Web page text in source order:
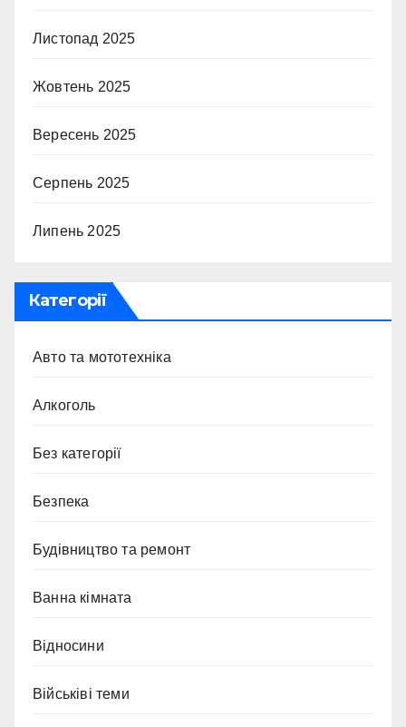
Листопад 2025
Жовтень 2025
Вересень 2025
Серпень 2025
Липень 2025
Категорії
Авто та мототехніка
Алкоголь
Без категорії
Безпека
Будівництво та ремонт
Ванна кімната
Відносини
Військіві теми